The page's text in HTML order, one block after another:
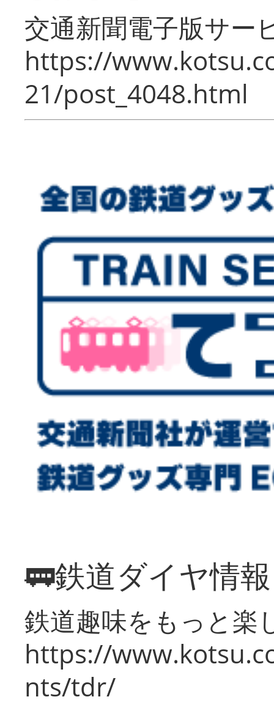
交通新聞電子版サー
https://
21/post_4048.html
🚃鉄道ダイヤ情
鉄道趣味をもっと楽
https://
nts/tdr/